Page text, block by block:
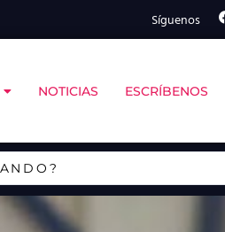
Síguenos
NOTICIAS ESCRÍBENOS
de salud como parte de su